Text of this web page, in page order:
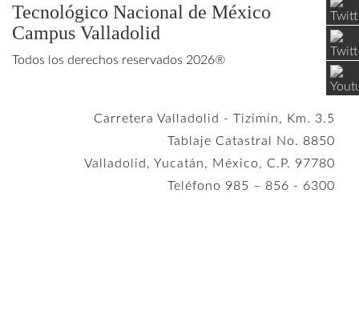
Tecnológico Nacional de México
Campus Valladolid
Todos los derechos reservados 2026®
Carretera Valladolid - Tizimín, Km. 3.5
Tablaje Catastral No. 8850
Valladolid, Yucatán, México, C.P. 97780
Teléfono 985 – 856 - 6300